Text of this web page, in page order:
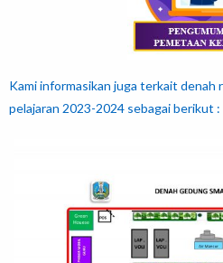
Kami informasikan juga terkait denah
pelajaran 2023-2024 sebagai berikut :